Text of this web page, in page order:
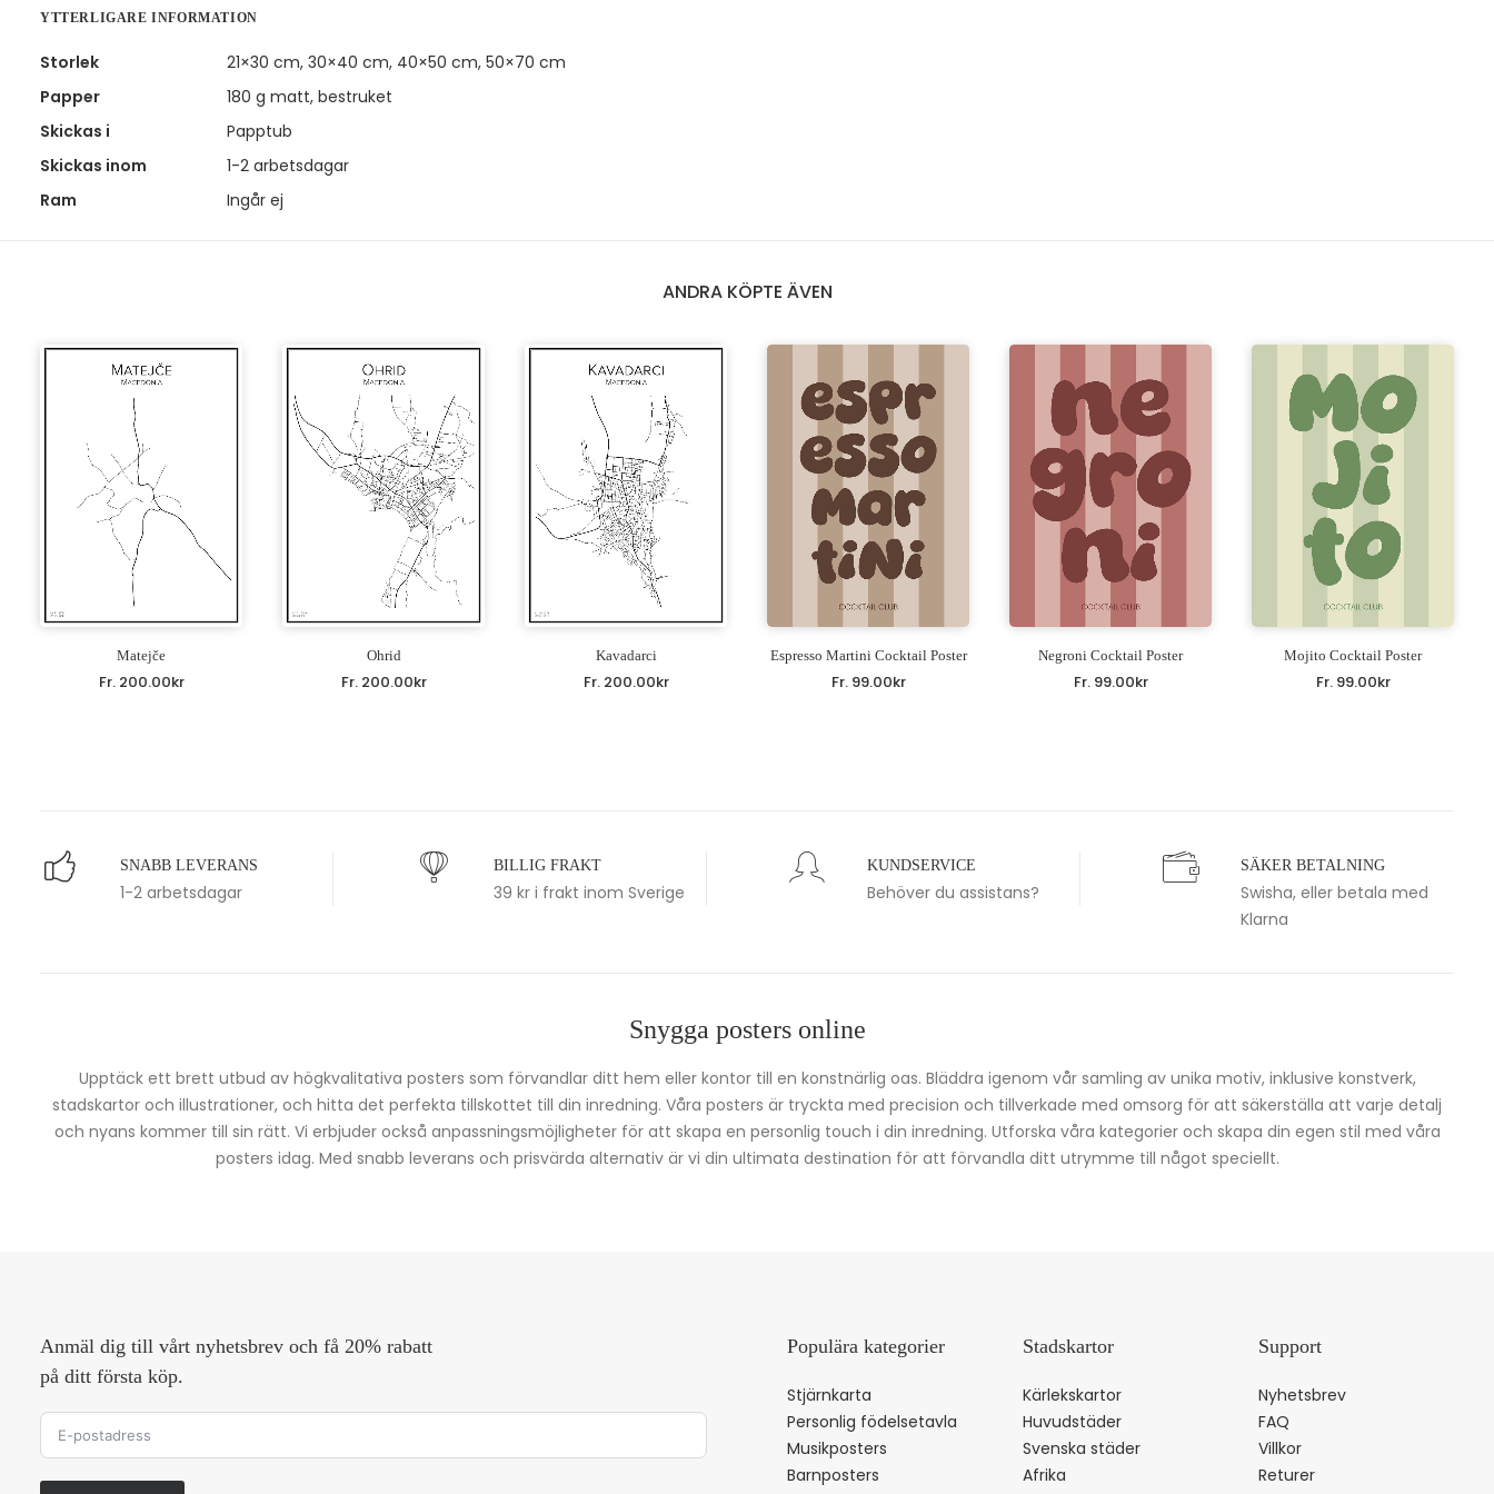
YTTERLIGARE INFORMATION
Storlek
21×30 cm, 30×40 cm, 40×50 cm, 50×70 cm
Papper
180 g matt, bestruket
Skickas i
Papptub
Skickas inom
1-2 arbetsdagar
Ram
Ingår ej
ANDRA KÖPTE ÄVEN
Matejče
Fr. 200.00kr
Ohrid
Fr. 200.00kr
Kavadarci
Fr. 200.00kr
Espresso Martini Cocktail Poster
Fr. 99.00kr
Negroni Cocktail Poster
Fr. 99.00kr
Mojito Cocktail Poster
Fr. 99.00kr
SNABB LEVERANS
1-2 arbetsdagar
BILLIG FRAKT
39 kr i frakt inom Sverige
KUNDSERVICE
Behöver du assistans?
SÄKER BETALNING
Swisha, eller betala med
Klarna
Snygga posters online
Upptäck ett brett utbud av högkvalitativa posters som förvandlar ditt hem eller kontor till en konstnärlig oas. Bläddra igenom vår samling av unika motiv, inklusive konstverk,
stadskartor och illustrationer, och hitta det perfekta tillskottet till din inredning. Våra posters är tryckta med precision och tillverkade med omsorg för att säkerställa att varje detalj
och nyans kommer till sin rätt. Vi erbjuder också anpassningsmöjligheter för att skapa en personlig touch i din inredning. Utforska våra kategorier och skapa din egen stil med våra
posters idag. Med snabb leverans och prisvärda alternativ är vi din ultimata destination för att förvandla ditt utrymme till något speciellt.
Anmäl dig till vårt nyhetsbrev och få 20% rabatt
på ditt första köp.
Populära kategorier
Stjärnkarta
Personlig födelsetavla
Musikposters
Barnposters
Stadskartor
Kärlekskartor
Huvudstäder
Svenska städer
Afrika
Support
Nyhetsbrev
FAQ
Villkor
Returer